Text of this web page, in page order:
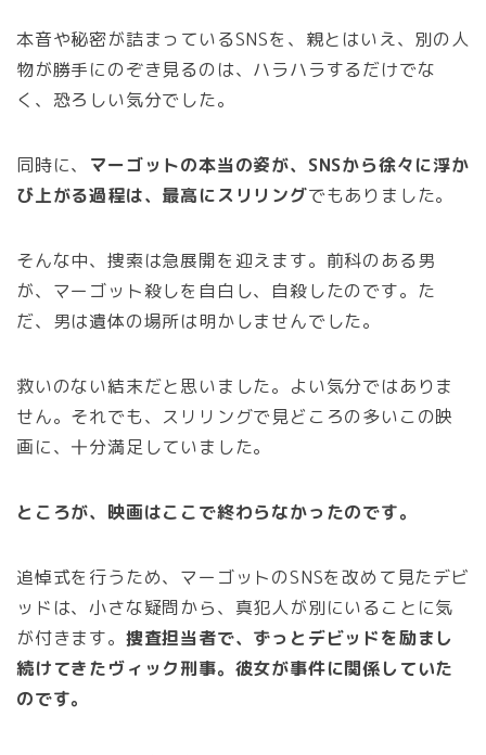
本音や秘密が詰まっているSNSを、親とはいえ、別の人
物が勝手にのぞき見るのは、ハラハラするだけでな
く、恐ろしい気分でした。
同時に、 マーゴットの本当の姿が、SNSから徐々に浮か
び上がる過程は、最高にスリリングでもありました。
そんな中、捜索は急展開を迎えます。前科のある男
が、マーゴット殺しを自白し、自殺したのです。た
だ、男は遺体の場所は明かしませんでした。
救いのない結末だと思いました。よい気分ではありま
せん。それでも、スリリングで見どころの多いこの映
画に、十分満足していました。
ところが、映画はここで終わらなかったのです。
追悼式を行うため、マーゴットのSNSを改めて見たデビ
ッドは、小さな疑問から、真犯人が別にいることに気
が付きます。 捜査担当者で、ずっとデビッドを励まし
続けてきたヴィック刑事。彼女が事件に関係していた
のです。